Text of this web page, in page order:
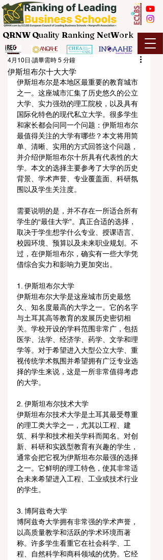
QRNW Quality Ranking NetWork
伊斯坦布尔十大大学
4月10日 讀畢需時 5 分鐘
伊斯坦布尔是本地区最重要的教育城市
之一。这座城市汇集了历史悠久的公立
大学、实力强劲的理工院校，以及具有
国际化特色的现代私立大学。很多学生
和家长都会问同一个问题：伊斯坦布尔
最值得关注的大学有哪些？本文将用简
单、清晰、实用的方式回答这个问题，
并介绍伊斯坦布尔十所具有代表性的大
学。本文的选择主要参考了大学的历史
背景、学术声誉、专业覆盖面、科研氛
围以及学生关注度。
需要说明的是，并不存在一所适合所有
学生的“最佳大学”。真正合适的选择，
取决于学生想学什么专业、授课语言、
校园环境、预算以及未来职业规划。不
过，在伊斯坦布尔，确实有一些大学凭
借综合实力和影响力更加突出。
1. 伊斯坦布尔大学
伊斯坦布尔大学是这座城市历史最悠
久、知名度最高的大学之一。它的名字
与土耳其高等教育的发展历史密切相
关。学校开设的学科范围非常广，包括
医学、法学、经济学、药学、文学和理
学等。对于希望进入大型公立大学、重
视传统学术氛围并希望拥有广泛专业选
择的学生来说，这是一所非常值得考虑
的大学。
2. 伊斯坦布尔技术大学
伊斯坦布尔技术大学是土耳其最受尊重
的理工类大学之一，尤其以工程、建
筑、科学和技术相关学科而闻名。对创
新、科研和实践型教育有兴趣的学生，
通常会把它视为伊斯坦布尔最强的选择
之一。它鲜明的理工特色，使其非常适
合未来希望进入工程、工业或技术行业
的学生。
3. 博阿兹奇大学
博阿兹奇大学拥有非常强的学术声誉，
以高质量教学和活跃的学术环境而著
称。许多学生看重它在社会科学、工
程、自然科学和商科领域的优势。它经